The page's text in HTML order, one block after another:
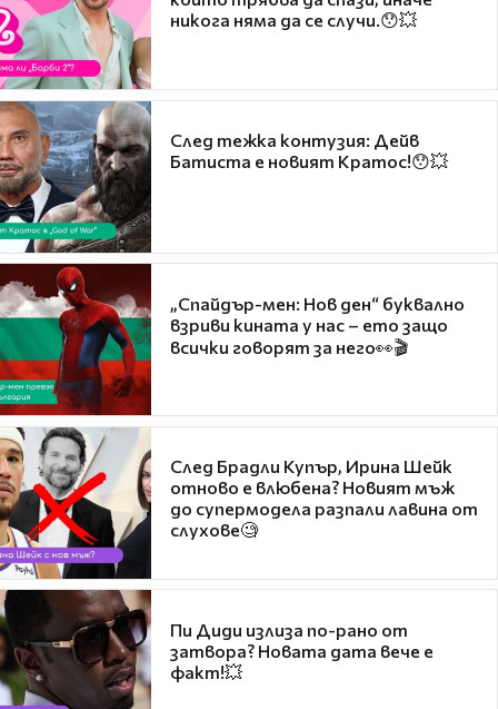
никога няма да се случи.😯💥
След тежка контузия: Дейв
Батиста е новият Кратос!😯💥
„Спайдър-мен: Нов ден“ буквално
взриви кината у нас – ето защо
всички говорят за него👀🎬
След Брадли Купър, Ирина Шейк
отново е влюбена? Новият мъж
до супермодела разпали лавина от
слухове🧐
Пи Диди излиза по-рано от
затвора? Новата дата вече е
факт!💥